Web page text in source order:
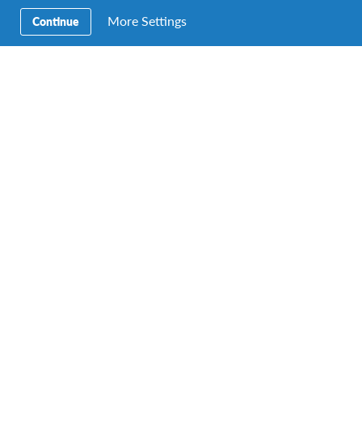
FacebookInstagram
Continue More Settings